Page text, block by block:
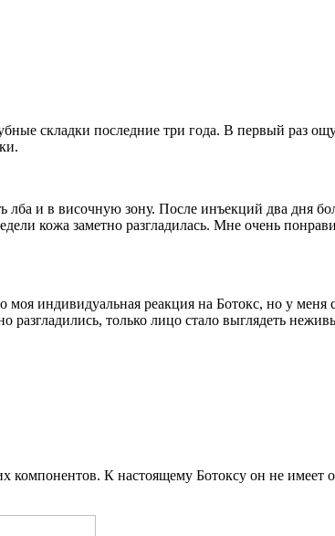
складки последние три года. В первый раз
и в височную зону. После инъекций два дня
кожа заметно разгладилась. Мне очень
индивидуальная реакция на Ботокс, но у
разгладились, только лицо стало выглядеть
К настоящему Ботоксу он не имеет